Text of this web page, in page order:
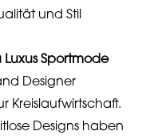
und Stil
Sportmode
Designer
Kreislaufwirtschaft.
Designs haben